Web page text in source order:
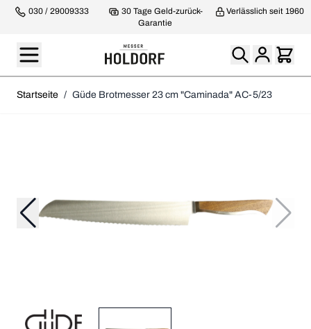
030 / 29009333
30 Tage Geld-zurück-
Garantie
Verlässlich seit 1960
Startseite / Güde Brotmesser 23 cm "Caminada" AC-5/23